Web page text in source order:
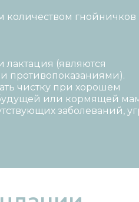
количеством гнойничков
лактация (являются
противопоказаниями).
чистку при хорошем
или кормящей
заболеваний,